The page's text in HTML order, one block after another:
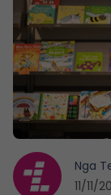
Nga
11/11/